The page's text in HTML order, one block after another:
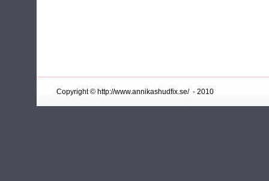
Copyright © http://www.annikashudfix.se/- 2010